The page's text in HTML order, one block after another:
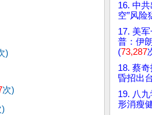
)
次)
16. 中
空”风险
17. 美
普：伊
(73,287
18. 蔡
昏招出
19. 八
形消瘦